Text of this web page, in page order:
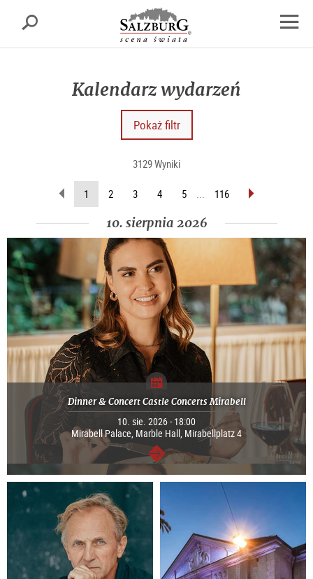
sr.skipnav.Zum
Inhalt
springen
sr.skipnav.Zum
Hauptmenü
springen
sr.skipnav.Zu
den
Kontaktinformationen
Szukaj
Kalendarz wydarzeń
Pokaż filtr
3129 Wyniki
wstecz1 (Aktualna
strona)
2 3 4 5 ... 116 do
10. sierpnia 2026
Dinner & Concert Castle Concerts Mirabell
10. sie. 2026 - 18:00
Mirabell Palace, Marble Hall, Mirabellplatz 4
dalej